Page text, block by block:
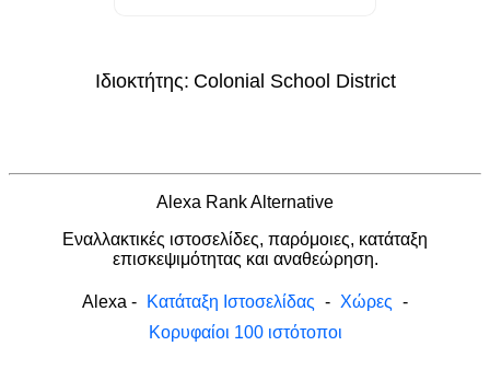
Ιδιοκτήτης: Colonial School District
Alexa Rank Alternative
Εναλλακτικές ιστοσελίδες, παρόμοιες, κατάταξη
επισκεψιμότητας και αναθεώρηση.
Alexa - Κατάταξη Ιστοσελίδας - Χώρες -
Κορυφαίοι 100 ιστότοποι